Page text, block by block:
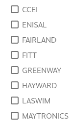
CCEI
ENISAL
FAIRLAND
FITT
GREENWAY
HAYWARD
LASWIM
MAYTRONICS